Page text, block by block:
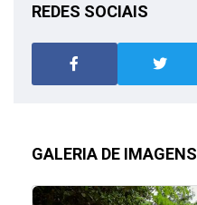
REDES SOCIAIS
GALERIA DE IMAGENS